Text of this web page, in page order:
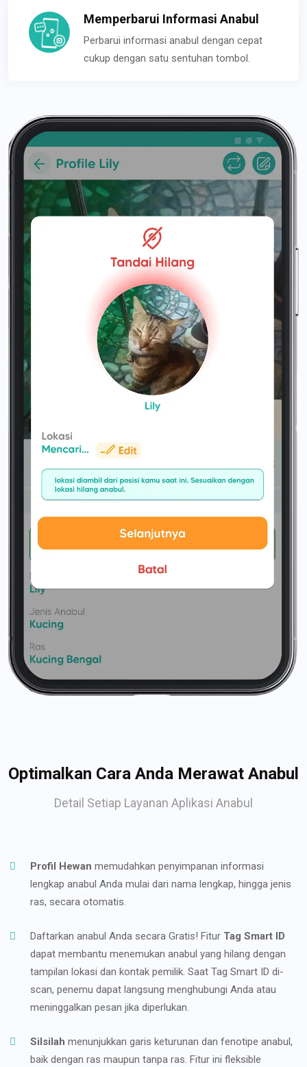
Memperbarui Informasi Anabul
Perbarui informasi anabul dengan cepat
cukup dengan satu sentuhan tombol.
Optimalkan Cara Anda Merawat Anabul
Detail Setiap Layanan Aplikasi Anabul
Profil Hewan memudahkan penyimpanan informasi
lengkap anabul Anda mulai dari nama lengkap, hingga jenis
ras, secara otomatis.
Daftarkan anabul Anda secara Gratis! Fitur Tag Smart ID
dapat membantu menemukan anabul yang hilang dengan
tampilan lokasi dan kontak pemilik. Saat Tag Smart ID di-
scan, penemu dapat langsung menghubungi Anda atau
meninggalkan pesan jika diperlukan.
Silsilah menunjukkan garis keturunan dan fenotipe anabul,
baik dengan ras maupun tanpa ras. Fitur ini fleksible